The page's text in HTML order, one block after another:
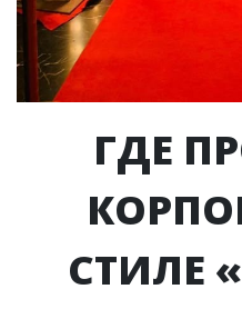
ГДЕ
СТИЛЕ